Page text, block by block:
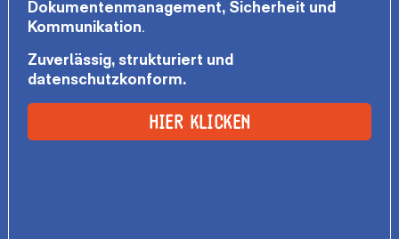
Dokumentenmanagement, Sicherheit und
Kommunikation.
Zuverlässig, strukturiert und
datenschutzkonform.
HIER KLICKEN